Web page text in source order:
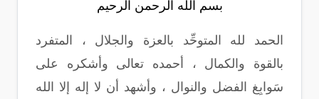
بسم الله الرحمن الرحيم
الحمد لله المتوحِّد بالعزة والجلال ، المتفرد
بالقوة والكمال ، أحمده تعالى وأشكره على
سَوابِغ الفضل والنوال ، وأشهد أن لا إله إلا الله